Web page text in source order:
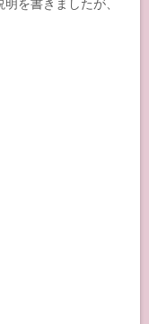
を書きましたが、